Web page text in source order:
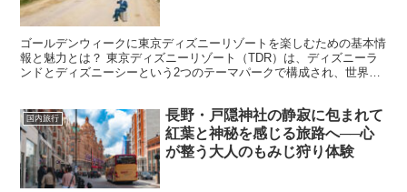
ゴールデンウィークに東京ディズニーリゾートを楽しむための基本情
報と魅力とは？ 東京ディズニーリゾート（TDR）は、ディズニーラ
ンドとディズニーシーという2つのテーマパークで構成され、世界中
国内旅行
長野・戸隠神社の静寂に包まれて
紅葉と神秘を感じる旅路へ──心
が整う大人のもみじ狩り体験